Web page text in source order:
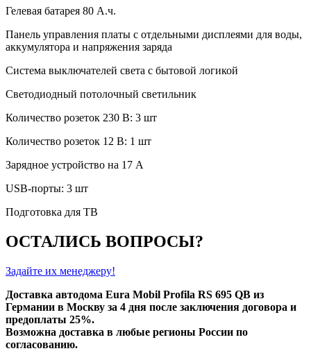
Гелевая батарея 80 А.ч.
Панель управления платы с отдельными дисплеями для воды,
аккумулятора и напряжения заряда
Система выключателей света с бытовой логикой
Светодиодный потолочный светильник
Количество розеток 230 В: 3 шт
Количество розеток 12 В: 1 шт
Зарядное устройство на 17 А
USB-порты: 3 шт
Подготовка для ТВ
ОСТАЛИСЬ ВОПРОСЫ?
Задайте их менеджеру!
Доставка автодома Eura Mobil Profila RS 695 QB из
Германии в Москву за 4 дня после заключения договора и
предоплаты 25%.
Возможна доставка в любые регионы России по
согласованию.